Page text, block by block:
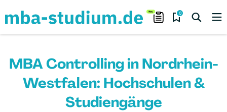
0
MBA Controlling in Nordrhein-
Westfalen: Hochschulen &
Studiengänge